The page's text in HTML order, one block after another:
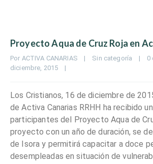
Proyecto Aqua de Cruz Roja en
Por ACTIVA CANARIAS | Sin categoría | 0
diciembre, 2015 |
Los Cristianos, 16 de diciembre de
de Activa Canarias RRHH ha recibido
participantes del Proyecto Aqua de
proyecto con un año de duración, se
de Isora y permitirá capacitar a doce
desempleadas en situación de